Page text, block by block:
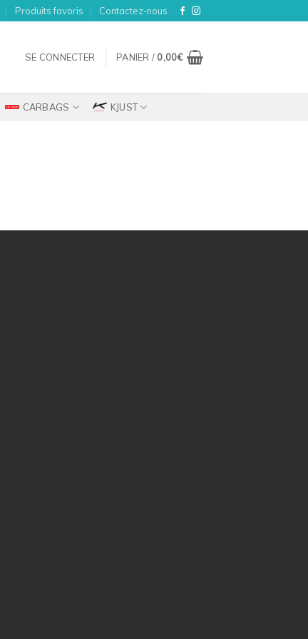
Produits favoris Contactez-nous
SE CONNECTER PANIER / 0,00€
CARBAGS KJUST